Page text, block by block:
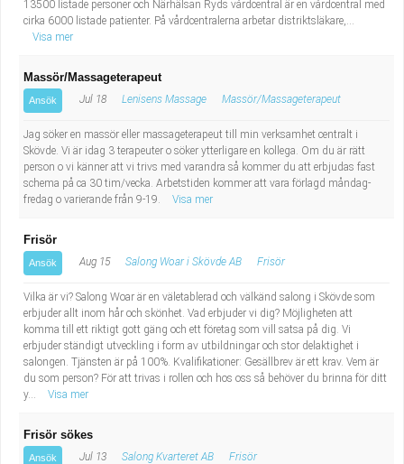
13500 listade personer och Närhälsan Ryds vårdcentral är en vårdcentral med
cirka 6000 listade patienter. På vårdcentralerna arbetar distriktsläkare,...
Visa mer
Massör/Massageterapeut
Ansök Jul 18 Lenisens Massage Massör/Massageterapeut
Jag söker en massör eller massageterapeut till min verksamhet centralt i
Skövde. Vi är idag 3 terapeuter o söker ytterligare en kollega. Om du är rätt
person o vi känner att vi trivs med varandra så kommer du att erbjudas fast
schema på ca 30 tim/vecka. Arbetstiden kommer att vara förlagd måndag-
fredag o varierande från 9-19.
Visa mer
Frisör
Ansök Aug 15 Salong Woar i Skövde AB Frisör
Vilka är vi? Salong Woar är en väletablerad och välkänd salong i Skövde som
erbjuder allt inom hår och skönhet. Vad erbjuder vi dig? Möjligheten att
komma till ett riktigt gott gäng och ett företag som vill satsa på dig. Vi
erbjuder ständigt utveckling i form av utbildningar och stor delaktighet i
salongen. Tjänsten är på 100%. Kvalifikationer: Gesällbrev är ett krav. Vem är
du som person? För att trivas i rollen och hos oss så behöver du brinna för ditt
y...
Visa mer
Frisör sökes
Ansök Jul 13 Salong Kvarteret AB Frisör